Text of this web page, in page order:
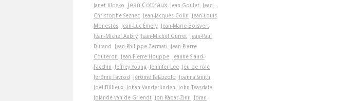
Janet Klosko
Jean Cottraux Jean Goulet Jean-
Christophe Seznec Jean-Jacques Colin
Jean-Louis
Monestès Jean-Luc Émery Jean-Marie Boisvert
Jean-Michel Aubry Jean-Michel Gurret Jean-Paul
Durand
Jean-Philippe Zermati
Jean-Pierre
Couteron
Jean-Pierre Houppe Jeanne Siaud-
Facchin
Jeffrey Young Jennifer Lee Jeu de rôle
Jérôme Favrod
Jérôme Palazzolo
Joanna Smith
Joël Billieux Johan Vanderlinden
John Teasdale
Jolande van de Griendt Jon Kabat-Zinn
Joran